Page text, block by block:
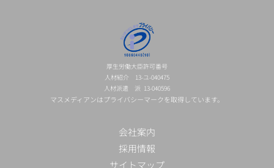
厚生労働大臣許可番号
人材紹介 13-ユ-040475
人材派遣 派 13-040596
マスメディアンはプライバシーマークを取得しています。
会社案内
採用情報
サイトマップ